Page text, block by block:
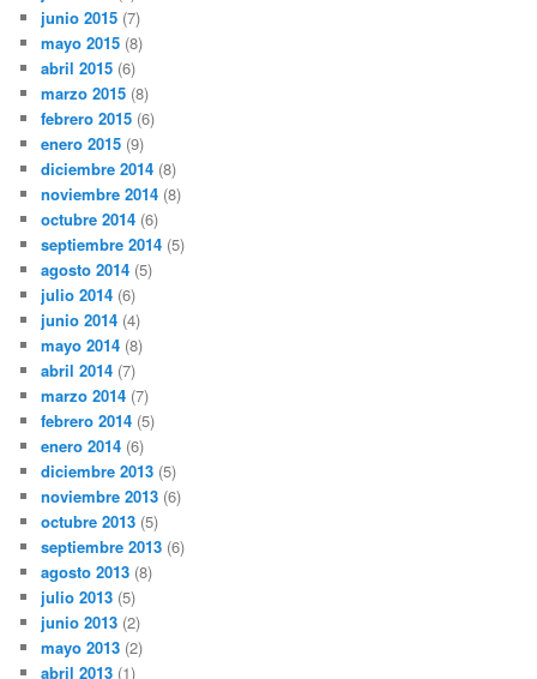
junio 2015 (7)
mayo 2015 (8)
abril 2015 (6)
marzo 2015 (8)
febrero 2015 (6)
enero 2015 (9)
diciembre 2014 (8)
noviembre 2014 (8)
octubre 2014 (6)
septiembre 2014 (5)
agosto 2014 (5)
julio 2014 (6)
junio 2014 (4)
mayo 2014 (8)
abril 2014 (7)
marzo 2014 (7)
febrero 2014 (5)
enero 2014 (6)
diciembre 2013 (5)
noviembre 2013 (6)
octubre 2013 (5)
septiembre 2013 (6)
agosto 2013 (8)
julio 2013 (5)
junio 2013 (2)
mayo 2013 (2)
abril 2013 (1)